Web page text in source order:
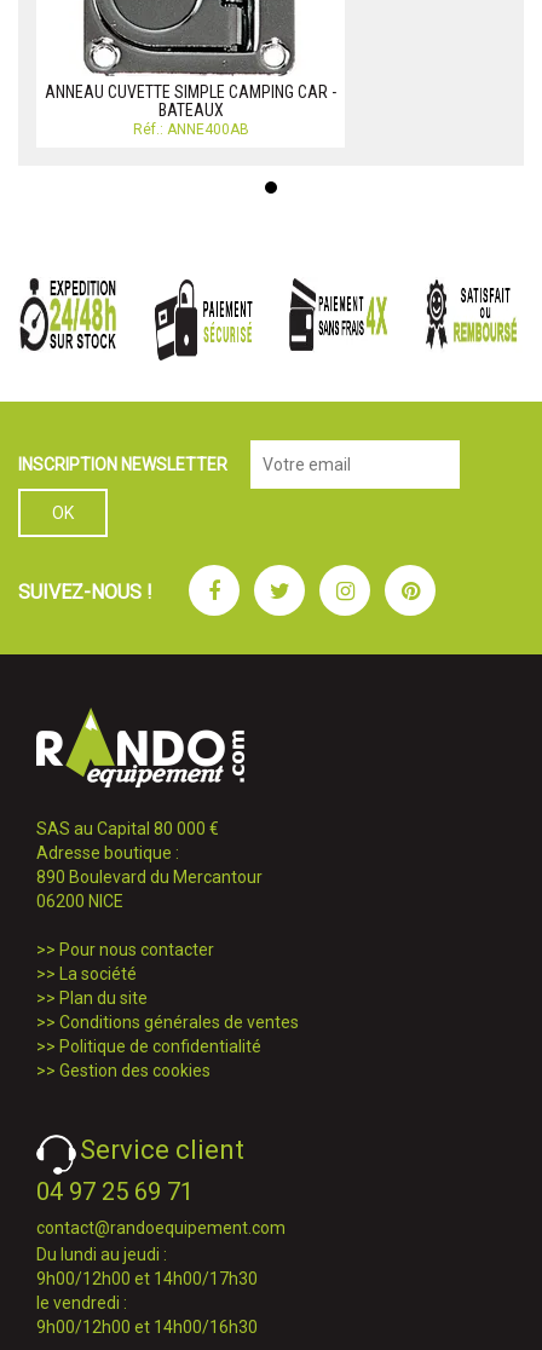
ANNEAU CUVETTE SIMPLE CAMPING CAR -
BATEAUX
Réf.: ANNE400AB
INSCRIPTION NEWSLETTER
SUIVEZ-NOUS ! FacebookTwitterInstagramPinterest
SAS au Capital 80 000 €
Adresse boutique :
890 Boulevard du Mercantour
06200 NICE
>> Pour nous contacter
>> La société
>> Plan du site
>> Conditions générales de ventes
>> Politique de confidentialité
>> Gestion des cookies
Service client
04 97 25 69 71
contact@randoequipement.com
Du lundi au jeudi :
9h00/12h00 et 14h00/17h30
le vendredi :
9h00/12h00 et 14h00/16h30